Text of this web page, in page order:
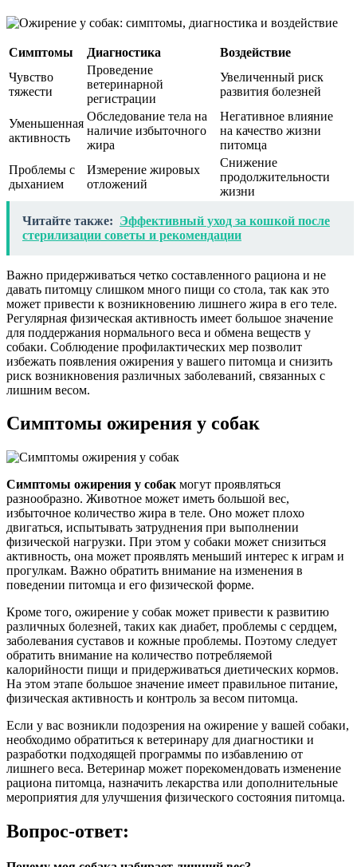
Симптомы Диагностика
Воздействие
Чувство
тяжести
Проведение
ветеринарной
регистрации
Увеличенный риск
развития болезней
Уменьшенная
активность
Обследование тела на
наличие избыточного
жира
Негативное влияние
на качество жизни
питомца
Проблемы с
дыханием
Измерение жировых
отложений
Снижение
продолжительности
жизни
Читайте также: Эффективный уход за кошкой после
стерилизации советы и рекомендации
Важно придерживаться четко составленного рациона и не
давать питомцу слишком много пищи со стола, так как это
может привести к возникновению лишнего жира в его теле.
Регулярная физическая активность имеет большое значение
для поддержания нормального веса и обмена веществ у
собаки. Соблюдение профилактических мер позволит
избежать появления ожирения у вашего питомца и снизить
риск возникновения различных заболеваний, связанных с
лишним весом.
Симптомы ожирения у собак
Симптомы ожирения у собак могут проявляться
разнообразно. Животное может иметь большой вес,
избыточное количество жира в теле. Оно может плохо
двигаться, испытывать затруднения при выполнении
физической нагрузки. При этом у собаки может снизиться
активность, она может проявлять меньший интерес к играм и
прогулкам. Важно обратить внимание на изменения в
поведении питомца и его физической форме.
Кроме того, ожирение у собак может привести к развитию
различных болезней, таких как диабет, проблемы с сердцем,
заболевания суставов и кожные проблемы. Поэтому следует
обратить внимание на количество потребляемой
калорийности пищи и придерживаться диетических кормов.
На этом этапе большое значение имеет правильное питание,
физическая активность и контроль за весом питомца.
Если у вас возникли подозрения на ожирение у вашей собаки,
необходимо обратиться к ветеринару для диагностики и
разработки подходящей программы по избавлению от
лишнего веса. Ветеринар может порекомендовать изменение
рациона питомца, назначить лекарства или дополнительные
мероприятия для улучшения физического состояния питомца.
Вопрос-ответ: